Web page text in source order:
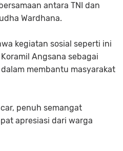
antara TNI dan
Wardhana.
kegiatan sosial seperti ini
Angsana sebagai
membantu masyarakat
penuh semangat
apresiasi dari warga